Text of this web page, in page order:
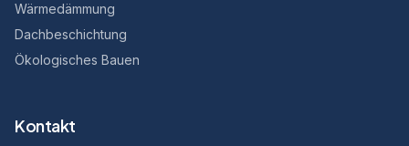
Wärmedämmung
Dachbeschichtung
Ökologisches Bauen
Kontakt